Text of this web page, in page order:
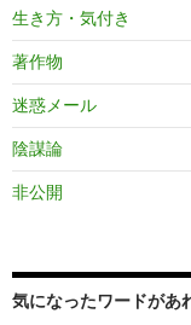
生き方・気付き
著作物
迷惑メール
陰謀論
非公開
気になったワードがあ